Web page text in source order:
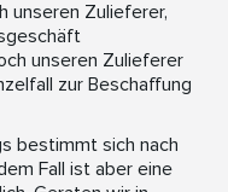
unseren Zulieferer,
unseren Zulieferer
zur Beschaffung
bestimmt sich nach
Fall ist aber eine